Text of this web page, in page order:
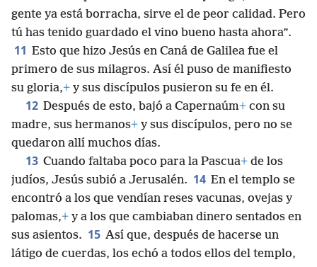
mundo sirve primero el buen vino y luego, cuando la
gente ya está borracha, sirve el de peor calidad. Pero
tú has tenido guardado el vino bueno hasta ahora”.
11 Esto que hizo Jesús en Caná de Galilea fue el
primero de sus milagros. Así él puso de manifiesto
su gloria,+y sus discípulos pusieron su fe en él.
12 Después de esto, bajó a Capernaúm+con su
madre, sus hermanos+y sus discípulos, pero no se
quedaron allí muchos días.
13 Cuando faltaba poco para la Pascua +de los
judíos, Jesús subió a Jerusalén. 14 En el templo se
encontró a los que vendían reses vacunas, ovejas y
palomas,+y a los que cambiaban dinero sentados en
sus asientos. 15 Así que, después de hacerse un